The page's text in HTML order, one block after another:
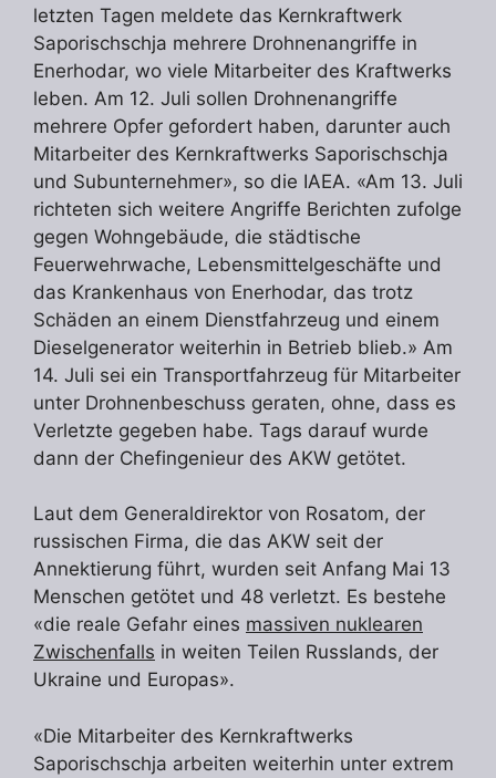
letzten Tagen meldete das Kernkraftwerk
Saporischschja mehrere Drohnenangriffe in
Enerhodar, wo viele Mitarbeiter des Kraftwerks
leben. Am 12. Juli sollen Drohnenangriffe
mehrere Opfer gefordert haben, darunter auch
Mitarbeiter des Kernkraftwerks Saporischschja
und Subunternehmer», so die IAEA. «Am 13. Juli
richteten sich weitere Angriffe Berichten zufolge
gegen Wohngebäude, die städtische
Feuerwehrwache, Lebensmittelgeschäfte und
das Krankenhaus von Enerhodar, das trotz
Schäden an einem Dienstfahrzeug und einem
Dieselgenerator weiterhin in Betrieb blieb.» Am
14. Juli sei ein Transportfahrzeug für Mitarbeiter
unter Drohnenbeschuss geraten, ohne, dass es
Verletzte gegeben habe. Tags darauf wurde
dann der Chefingenieur des AKW getötet.
Laut dem Generaldirektor von Rosatom, der
russischen Firma, die das AKW seit der
Annektierung führt, wurden seit Anfang Mai 13
Menschen getötet und 48 verletzt. Es bestehe
«die reale Gefahr eines massiven nuklearen
Zwischenfalls in weiten Teilen Russlands, der
Ukraine und Europas».
«Die Mitarbeiter des Kernkraftwerks
Saporischschja arbeiten weiterhin unter extrem